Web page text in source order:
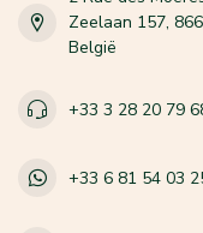
Zeelaan 157,
België
+33 3 28 20 79
+33 6 81 54 03